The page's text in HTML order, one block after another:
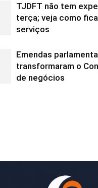
TJDFT não tem
terça; veja como
serviços
Emendas
transformaram o
de negócios